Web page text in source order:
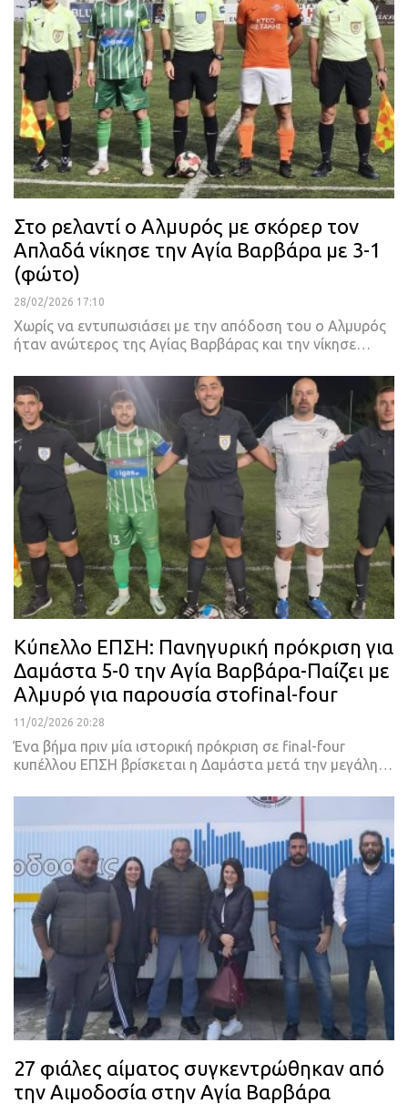
Στο ρελαντί ο Αλμυρός με σκόρερ τον
Απλαδά νίκησε την Αγία Βαρβάρα με 3-1
(φώτο)
28/02/2026 17:10
Χωρίς να εντυπωσιάσει με την απόδοση του ο Αλμυρός
ήταν ανώτερος της Αγίας Βαρβάρας και την νίκησε…
Κύπελλο ΕΠΣΗ: Πανηγυρική πρόκριση για
Δαμάστα 5-0 την Αγία Βαρβάρα-Παίζει με
Αλμυρό για παρουσία στοfinal-four
11/02/2026 20:28
Ένα βήμα πριν μία ιστορική πρόκριση σε final-four
κυπέλλου ΕΠΣΗ βρίσκεται η Δαμάστα μετά την μεγάλη…
27 φιάλες αίματος συγκεντρώθηκαν από
την Αιμοδοσία στην Αγία Βαρβάρα